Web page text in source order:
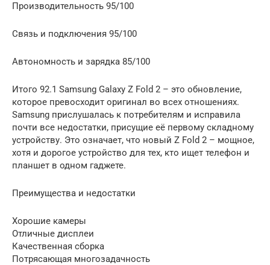
Производительность 95/100
Связь и подключения 95/100
Автономность и зарядка 85/100
Итого 92.1 Samsung Galaxy Z Fold 2 – это обновление,
которое превосходит оригинал во всех отношениях.
Samsung прислушалась к потребителям и исправила
почти все недостатки, присущие её первому складному
устройству. Это означает, что новый Z Fold 2 – мощное,
хотя и дорогое устройство для тех, кто ищет телефон и
планшет в одном гаджете.
Преимущества и недостатки
Хорошие камеры
Отличные дисплеи
Качественная сборка
Потрясающая многозадачность